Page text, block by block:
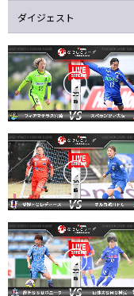
ダイジェスト